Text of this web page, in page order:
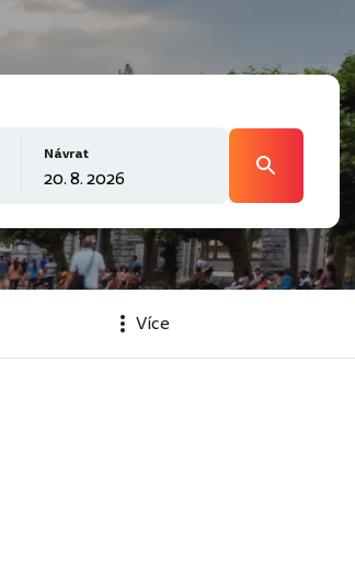
Návrat
Více